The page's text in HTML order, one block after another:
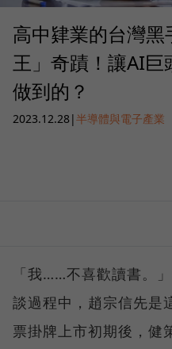
高中肄業的台灣
王」奇蹟！讓AI
做到的？
2023.12.28|半導體與電子產業
「我……不喜歡讀書。
談過程中，趙宗信先是
票掛牌上市初期後，健